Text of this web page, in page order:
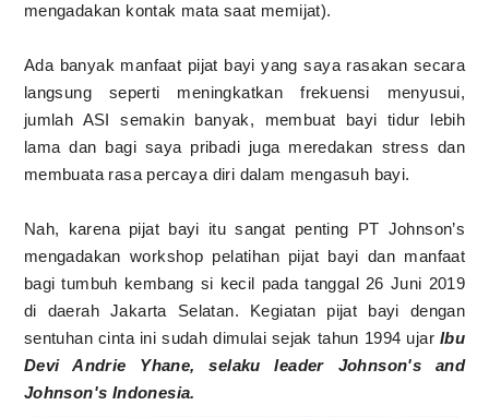
mengadakan kontak mata saat memijat).
Ada banyak manfaat pijat bayi yang saya rasakan secara
langsung seperti meningkatkan frekuensi menyusui,
jumlah ASI semakin banyak, membuat bayi tidur lebih
lama dan bagi saya pribadi juga meredakan stress dan
membuata rasa percaya diri dalam mengasuh bayi.
Nah, karena pijat bayi itu sangat penting PT Johnson’s
mengadakan workshop pelatihan pijat bayi dan manfaat
bagi tumbuh kembang si kecil pada tanggal 26 Juni 2019
di daerah Jakarta Selatan. Kegiatan pijat bayi dengan
sentuhan cinta ini sudah dimulai sejak tahun 1994 ujar Ibu
Devi Andrie Yhane, selaku leader Johnson's and
Johnson's Indonesia.